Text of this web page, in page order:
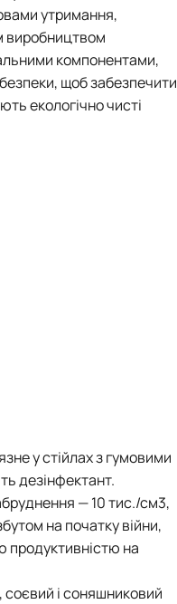
утримання,
виробництвом
компонентами,
щоб забезпечити
екологічно чисті
у стійлах з гумовими
дезінфектант.
— 10 тис./см3,
на початку війни,
продуктивністю на
і соняшниковий